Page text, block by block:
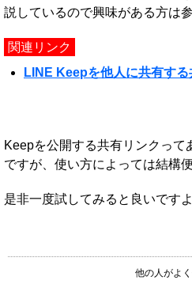
説しているので興味がある方は
関連リンク
LINE Keepを他人に共有す
Keepを公開する共有リンクって
ですが、使い方によっては結構便
是非一度試してみると良いですよ
他の人がよ